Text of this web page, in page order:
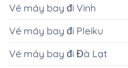
Vé máy bay đi Vinh
Vé máy bay đi Pleiku
Vé máy bay đi Đà Lạt